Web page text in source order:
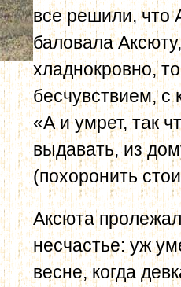
все решили, что
баловала
хладнокровно,
бесчувст­вием, с
«А и умрет, так
выдавать, из
(похоронить
Аксюта
не­счастье: уж
весне, когда